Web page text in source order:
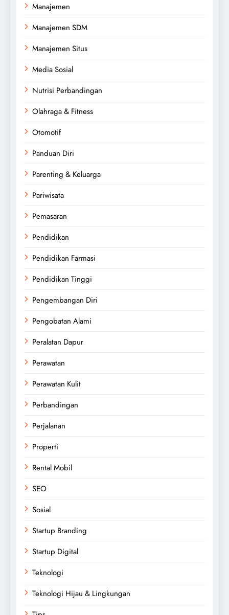
Manajemen
Manajemen SDM
Manajemen Situs
Media Sosial
Nutrisi Perbandingan
Olahraga & Fitness
Otomotif
Panduan Diri
Parenting & Keluarga
Pariwisata
Pemasaran
Pendidikan
Pendidikan Farmasi
Pendidikan Tinggi
Pengembangan Diri
Pengobatan Alami
Peralatan Dapur
Perawatan
Perawatan Kulit
Perbandingan
Perjalanan
Properti
Rental Mobil
SEO
Sosial
Startup Branding
Startup Digital
Teknologi
Teknologi Hijau & Lingkungan